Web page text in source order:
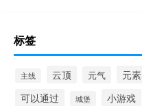
标签
主线 云顶 元气 元素
可以通过 城堡 小游戏